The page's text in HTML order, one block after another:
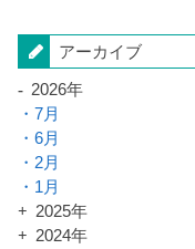
アーカイブ
2026年
7月
6月
2月
1月
2025年
2024年